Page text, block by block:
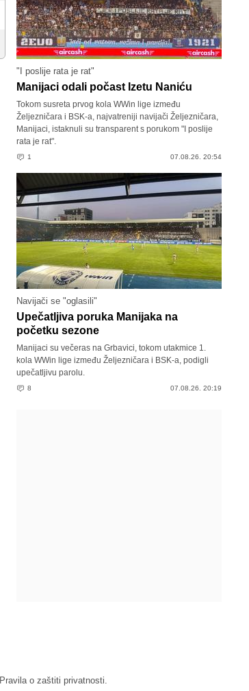
"I poslije rata je rat"
Manijaci odali počast Izetu Naniću
Tokom susreta prvog kola WWin lige između
Željezničara i BSK-a, najvatreniji navijači Željezničara,
Manijaci, istaknuli su transparent s porukom "I poslije
rata je rat".
1 07.08.26. 20:54
Navijači se "oglasili"
Upečatljiva poruka Manijaka na
početku sezone
Manijaci su večeras na Grbavici, tokom utakmice 1.
kola WWin lige između Željezničara i BSK-a, podigli
upečatljivu parolu.
8 07.08.26. 20:19
Pravila o zaštiti privatnosti.